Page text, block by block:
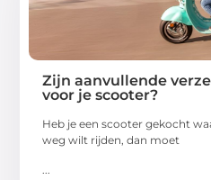
Zijn aanvullende
voor je scooter?
Heb je een scooter gekocht
weg wilt rijden, dan moet